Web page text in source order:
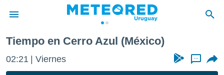
de
Tiempo en Cerro Azul (México)
02:21 Viernes ...